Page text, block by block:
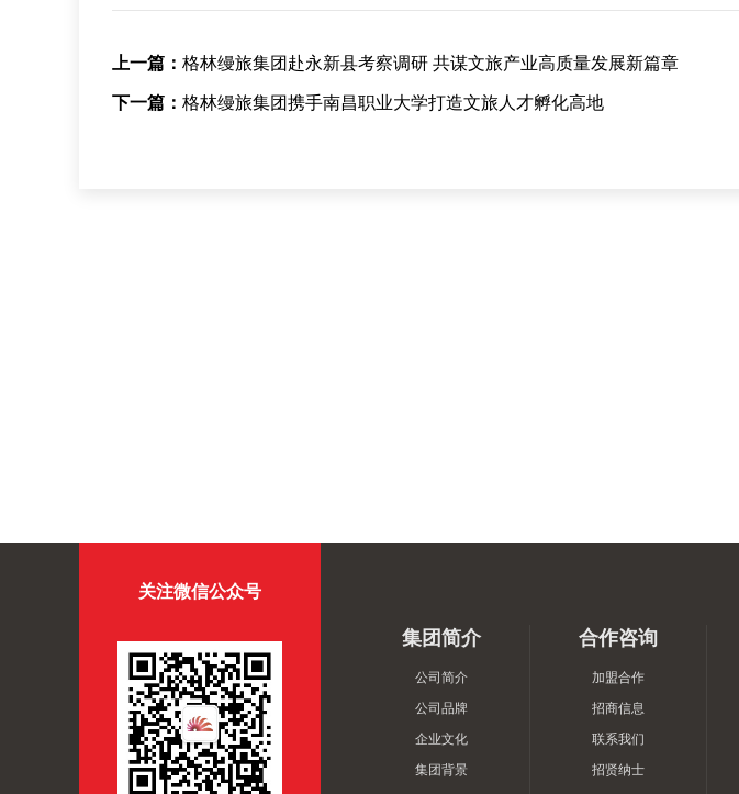
上一篇： 格林缦旅集团赴永新县考察调研 共谋文旅产业高质量发展新篇章
下一篇： 格林缦旅集团携手南昌职业大学打造文旅人才孵化高地
关注微信公众号
集团简介
公司简介
公司品牌
企业文化
集团背景
合作咨询
加盟合作
招商信息
联系我们
招贤纳士